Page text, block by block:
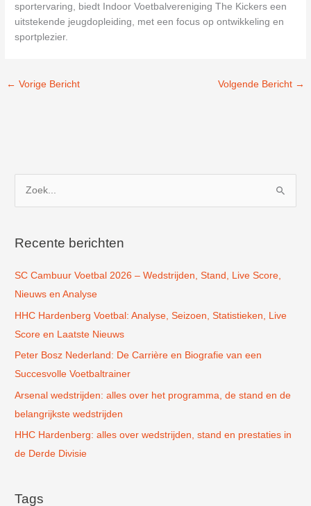
sportervaring, biedt Indoor Voetbalvereniging The Kickers een
uitstekende jeugdopleiding, met een focus op ontwikkeling en
sportplezier.
← Vorige Bericht Volgende Bericht →
k
a
a
r
:
Recente berichten
SC Cambuur Voetbal 2026 – Wedstrijden, Stand, Live Score,
Nieuws en Analyse
HHC Hardenberg Voetbal: Analyse, Seizoen, Statistieken, Live
Score en Laatste Nieuws
Peter Bosz Nederland: De Carrière en Biografie van een
Succesvolle Voetbaltrainer
Arsenal wedstrijden: alles over het programma, de stand en de
belangrijkste wedstrijden
HHC Hardenberg: alles over wedstrijden, stand en prestaties in
de Derde Divisie
Tags